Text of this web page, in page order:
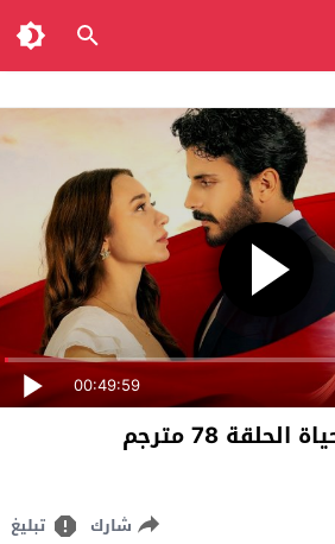
00:49:59
78 مترجم
شارك تبليغ